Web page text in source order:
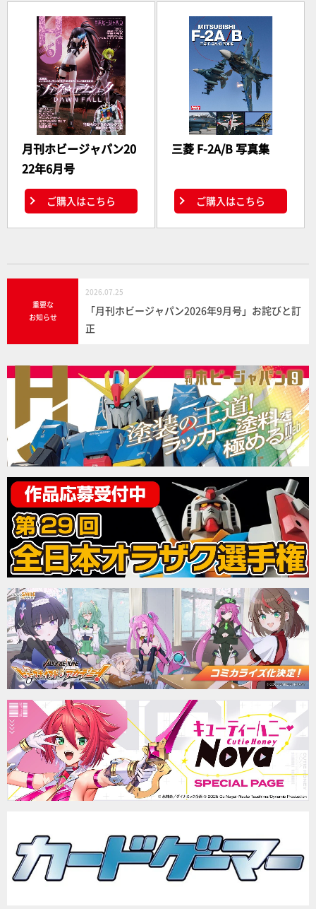
月刊ホビージャパン20
22年6月号
ご購入はこちら
三菱 F-2A/B 写真集
ご購入はこちら
重要な
お知らせ
2026.07.25
「月刊ホビージャパン2026年9月号」お詫びと訂
正